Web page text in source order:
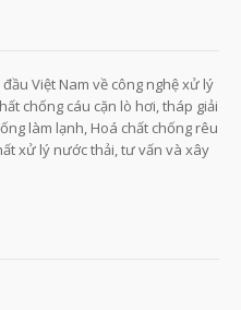
Việt Nam về công nghệ xử lý
chống cáu cặn lò hơi, tháp giải
làm lạnh, Hoá chất chống rêu
xử lý nước thải, tư vấn và xây